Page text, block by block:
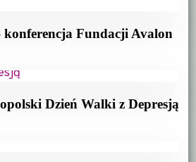
konferencja Fundacji Avalon
Dzień Walki z Depresją